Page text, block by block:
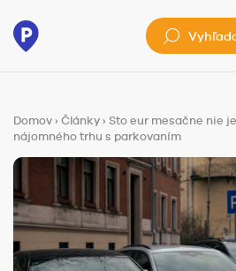
Domov › Články › Sto eur mesačne nie
nájomného trhu s parkovaním